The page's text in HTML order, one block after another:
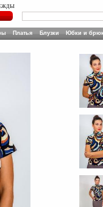
Платья Блузки Юбки и